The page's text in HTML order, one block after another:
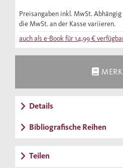
nahm. Doch dieser
heute sogar noch
sich das oberste 1
Prozent des gesamten
Diesen Trend
sondern nahezu überall
Urgewalt, gegen die
Preisangaben inkl. MwSt.
die MwSt. an der Kasse variieren.
auch als e-Book für14,99 €
Details
Bibliografische Reihen
Teilen